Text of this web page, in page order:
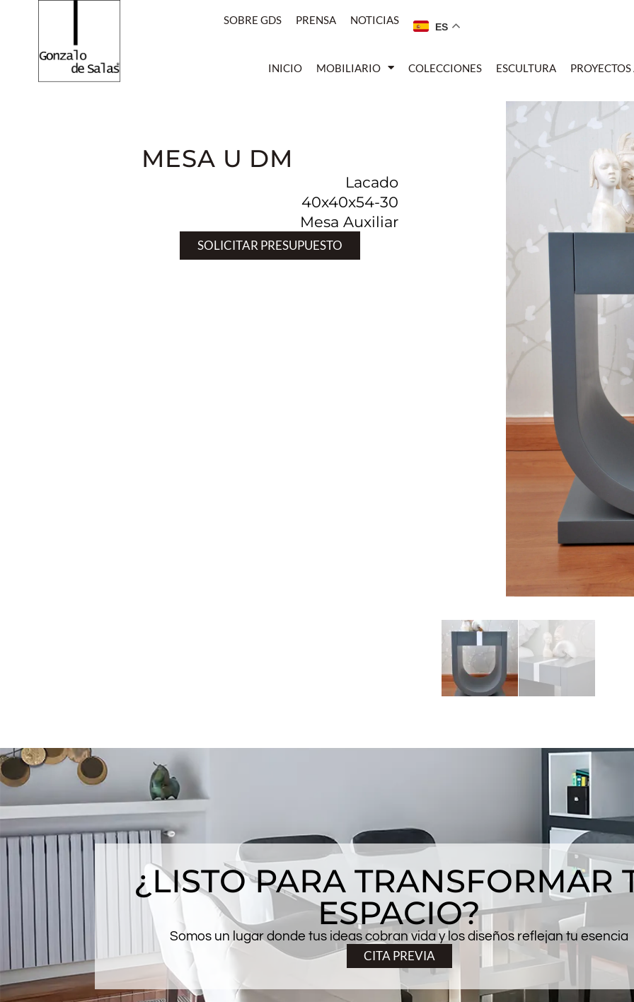
SOBRE GDS PRENSA NOTICIAS
ES
INICIO MOBILIARIO COLECCIONES ESCULTURA
MESA U DM
Lacado
40x40x54-30
Mesa Auxiliar
SOLICITAR PRESUPUESTO
¿LISTO PARA TRANSFORMAR
ESPACIO?
Somos un lugar donde tus ideas cobran vida y los diseños reflejan tu esencia
CITA PREVIA